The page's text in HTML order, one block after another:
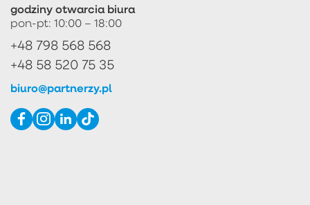
godziny otwarcia biura
pon-pt: 10:00 – 18:00
+48 798 568 568
+48 58 520 75 35
biuro@partnerzy.pl